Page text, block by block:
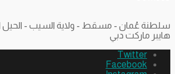
سلطنة عُمان - مسقط - ولاية السيب - الحيل
هايبر ماركت دبي
Twitter
Facebook